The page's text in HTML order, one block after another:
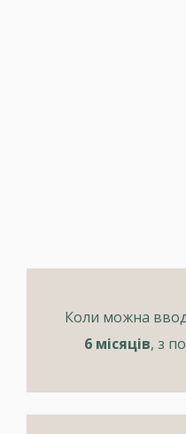
Коли можна
6 місяців, з